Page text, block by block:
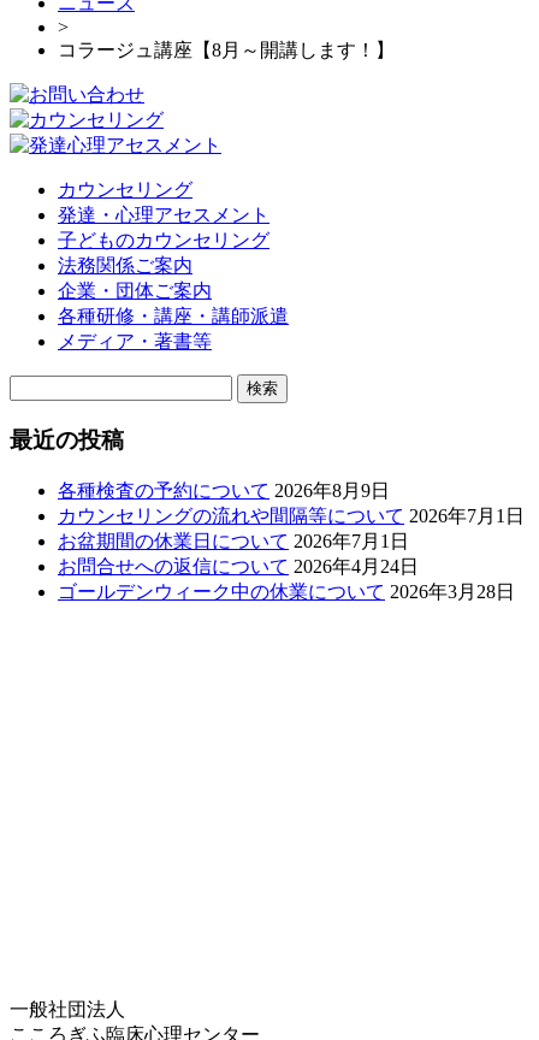
>
コラージュ講座【8月～開講します！】
カウンセリング
発達・心理アセスメント
子どものカウンセリング
法務関係ご案内
企業・団体ご案内
各種研修・講座・講師派遣
メディア・著書等
最近の投稿
各種検査の予約について 2026年8月9日
カウンセリングの流れや間隔等について 2026年7月1日
お盆期間の休業日について 2026年7月1日
お問合せへの返信について 2026年4月24日
ゴールデンウィーク中の休業について 2026年3月28日
一般社団法人
こころぎふ臨床心理センター